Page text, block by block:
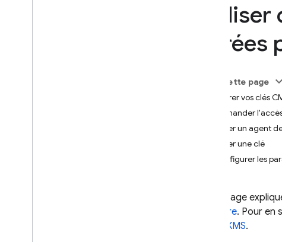
Sur cette page
Préparer vos clés
Demander
Créer un agent
Créer une clé
Configurer les
Cette page
Firestore. Pour en
Cloud KMS.